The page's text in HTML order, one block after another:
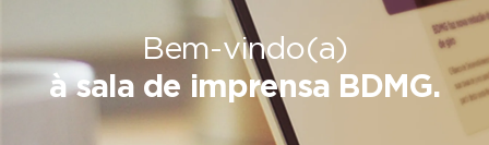
Bem-vindo(a)
à sala de imprensa BDMG.